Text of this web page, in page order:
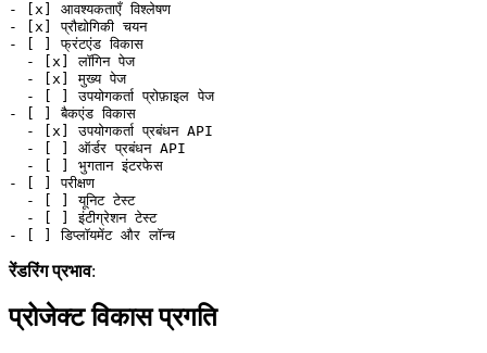
- x ] आवश्यकताएँ विश्लेषण
-
x ] प्रौद्योगिकी चयन
-
[ ] फ्रंटएंड विकास
  -
x ] लॉगिन पेज
  -
x ] मुख्य पेज
  -
[ ] उपयोगकर्ता प्रोफ़ाइल पेज
-
[ ] बैकएंड विकास
  -
x ] उपयोगकर्ता प्रबंधन API
  -
[ ] ऑर्डर प्रबंधन API
  -
[ ] भुगतान इंटरफेस
-
[ ] परीक्षण
  -
[ ] यूनिट टेस्ट
  -
[ ] इंटीग्रेशन टेस्ट
-
[ ] डिप्लॉयमेंट और लॉन्च
रेंडरिंग प्रभाव:
प्रोजेक्ट विकास प्रगति